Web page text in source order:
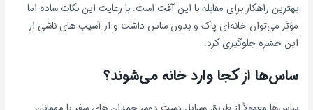
بهترین راهکار برای مقابله با این آفت است. با رعایت این نکات ساده اما
مؤثر می‌توان خانه‌ای پاک و بدون ساس داشت و از آسیب های ناشی از
این حشره جلوگیری کرد.
ساس‌ها از کجا وارد خانه می‌شوند؟